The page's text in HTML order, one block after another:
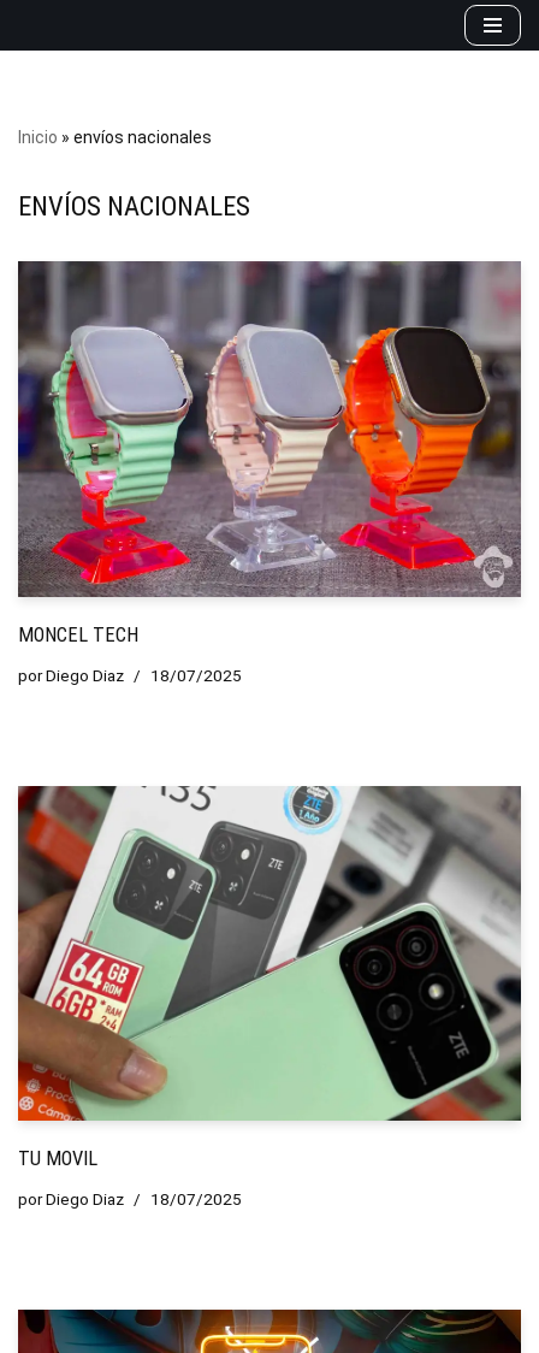
Inicio » envíos nacionales
ENVÍOS NACIONALES
MONCEL TECH
porDiego Diaz 18/07/2025
TU MOVIL
porDiego Diaz 18/07/2025